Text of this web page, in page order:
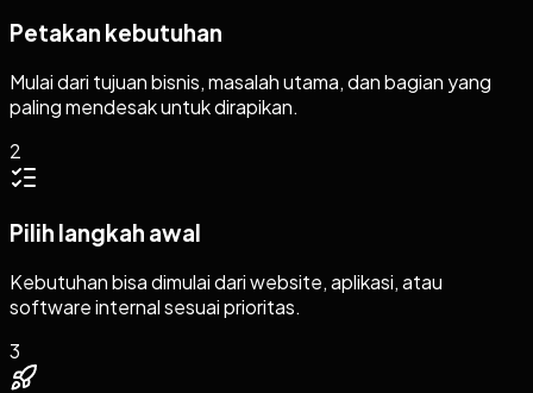
Petakan kebutuhan
Mulai dari tujuan bisnis, masalah utama, dan bagian yang
paling mendesak untuk dirapikan.
2
Pilih langkah awal
Kebutuhan bisa dimulai dari website, aplikasi, atau
software internal sesuai prioritas.
3